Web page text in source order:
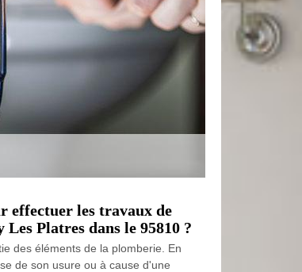
effectuer les travaux de
Platres dans le 95810 ?
des éléments de la plomberie. En
de son usure ou à cause d'une